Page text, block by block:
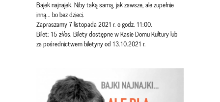
Bajek najnajek. Niby taką samą, jak zawsze, ale zupełnie
inną... bo bez dzieci.
Zapraszamy 7 listopada 2021 r. o godz. 11:00.
Bilet: 15 zł/os. Bilety dostępne w Kasie Domu Kultury lub
za pośrednictwem biletyny od 13.10.2021 r.